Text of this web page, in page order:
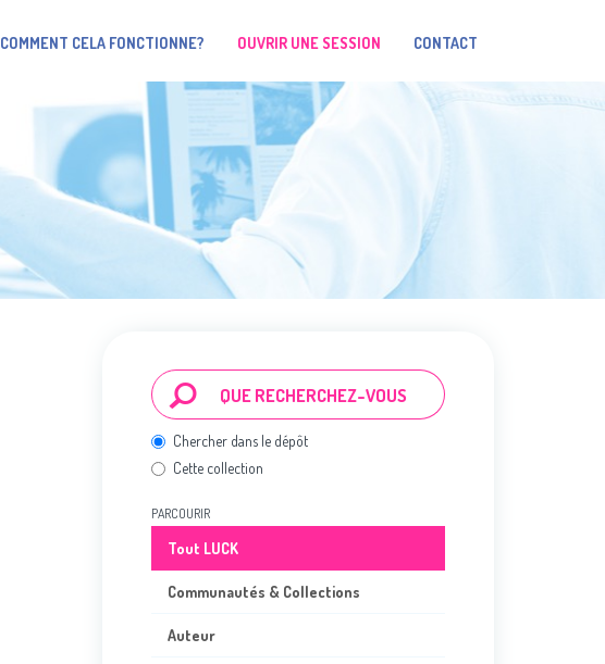
COMMENT CELA FONCTIONNE? OUVRIR UNE SESSION CONTACT
Chercher dans le dépôt
Cette collection
PARCOURIR
Tout LUCK
Communautés & Collections
Auteur